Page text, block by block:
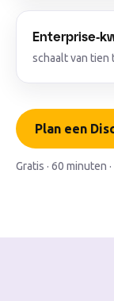
Enterprise-
schaalt van tien
Plan een
Gratis · 60 minuten